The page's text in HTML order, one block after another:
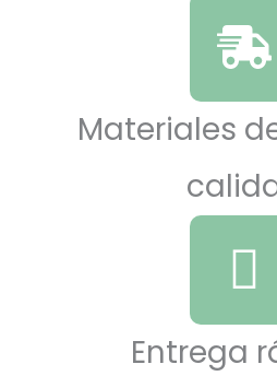
Materiales
Entrega